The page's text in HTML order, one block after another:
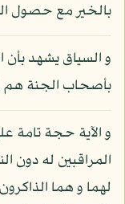
بالخير مع حصول
و السياق يشهد بأن
بأصحاب الجنة هم
و الآية حجة تامة
المراقبين له دون
لهما و هما